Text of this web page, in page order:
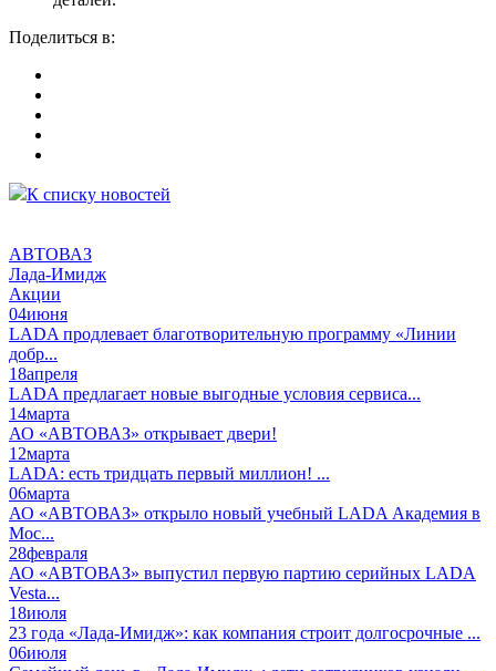
Поделитьcя в:
К списку новостей
АВТОВАЗ
Лада-Имидж
Акции
04июня
LADA продлевает благотворительную программу «Линии
добр...
18апреля
LADA предлагает новые выгодные условия сервиса...
14марта
АО «АВТОВАЗ» открывает двери!
12марта
LADA: есть тридцать первый миллион! ...
06марта
АО «АВТОВАЗ» открыло новый учебный LADA Академия в
Мос...
28февраля
АО «АВТОВАЗ» выпустил первую партию серийных LADA
Vesta...
18июля
23 года «Лада-Имидж»: как компания строит долгосрочные ...
06июля